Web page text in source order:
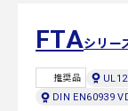
FTAシリー
推奨品
DIN EN60939